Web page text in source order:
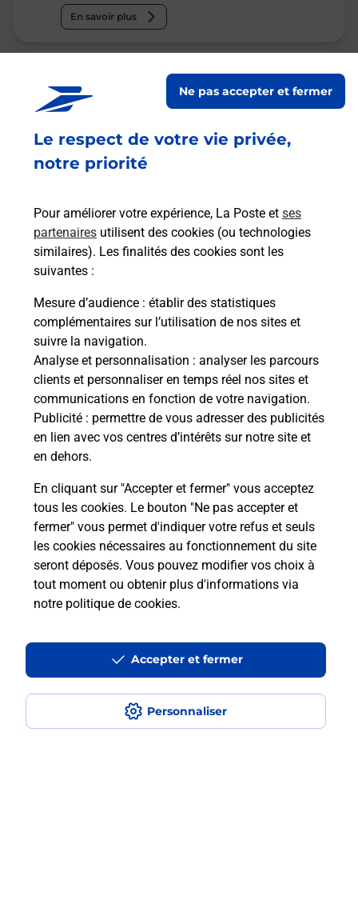
Le respect de votre vie privée,
notre priorité
Pour améliorer votre expérience, La Poste et ses
partenaires utilisent des cookies (ou technologies
similaires). Les finalités des cookies sont les
suivantes :
Mesure d’audience : établir des statistiques
complémentaires sur l’utilisation de nos sites et
suivre la navigation.
Analyse et personnalisation : analyser les parcours
clients et personnaliser en temps réel nos sites et
communications en fonction de votre navigation.
Publicité : permettre de vous adresser des publicités
en lien avec vos centres d’intérêts sur notre site et
en dehors.
En cliquant sur "Accepter et fermer" vous acceptez
tous les cookies. Le bouton "Ne pas accepter et
fermer" vous permet d'indiquer votre refus et seuls
les cookies nécessaires au fonctionnement du site
seront déposés. Vous pouvez modifier vos choix à
tout moment ou obtenir plus d'informations via
notre politique de cookies.
Personnaliser
Ne pas accepter et fermer
Accepter et fermer
En savoir plus
Recherchez un autre point de contact
Questions fréquemment posées
Quel réseau utilise La Poste Mobile ?
Est-ce que je peux garder mon
numéro de mobile gratuitement ?
Est-ce que je peux bénéficier de la 5G
avec La Poste Mobile ?
Est-ce que je peux utiliser mon forfait
à l’étranger avec La Poste Mobile ?
en plusieurs fois avec La Poste Mobile
?
Est-ce que je peux assurer mon
iPhone ?
Localiser Liste Landes LABOUHEYRE
LABOUHEYRE
Acheter un iPhone neuf ou reconditionné